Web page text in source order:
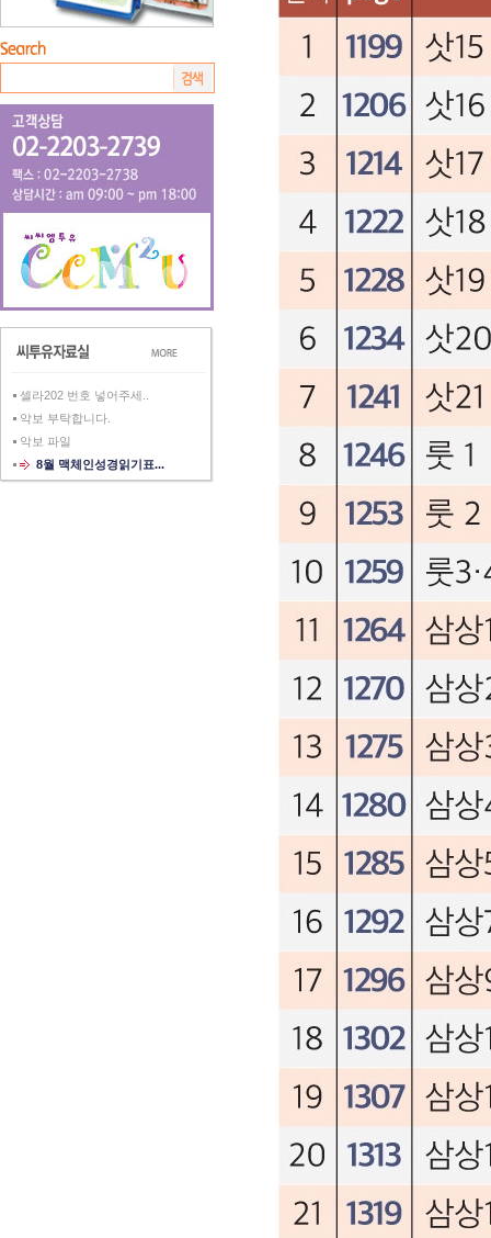
셀라202 번호 넣어주세..
악보 부탁합니다.
악보 파일
8월 맥체인성경읽기표...